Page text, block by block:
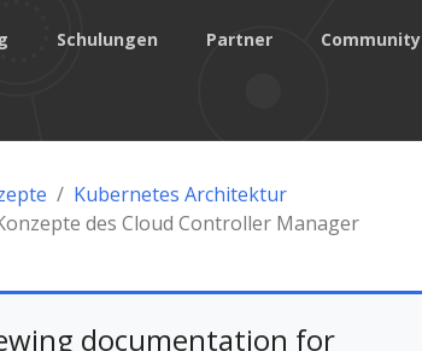
Schulungen Partner Community
Kubernetes Architektur
des Cloud Controller Manager
documentation for